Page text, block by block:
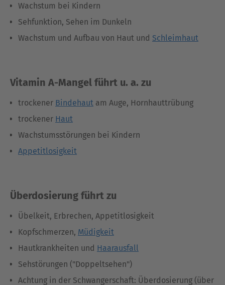
Wachstum bei Kindern
Sehfunktion, Sehen im Dunkeln
Wachstum und Aufbau von Haut und Schleimhaut
Vitamin A-Mangel führt u. a. zu
trockener Bindehaut am Auge, Hornhauttrübung
trockener Haut
Wachstumsstörungen bei Kindern
Appetitlosigkeit
Überdosierung führt zu
Übelkeit, Erbrechen, Appetitlosigkeit
Kopfschmerzen, Müdigkeit
Hautkrankheiten und Haarausfall
Sehstörungen ("Doppeltsehen")
Achtung in der Schwangerschaft: Überdosierung (über